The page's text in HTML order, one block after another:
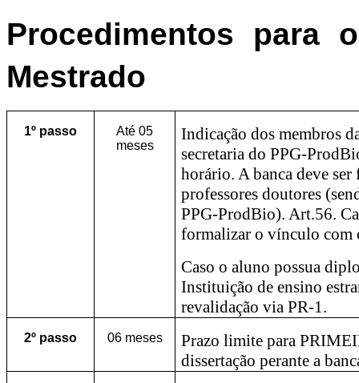
Procedimentos para
Mestrado
1º passo
Até 05
meses
Indicação dos membros
secretaria do PPG-
horário. A banca deve
professores doutores
PPG-ProdBio). Art.56.
formalizar o vínculo com
Caso o aluno possua
Instituição de ensino
revalidação via PR-1.
2º passo 06 meses
Prazo limite para
dissertação perante a